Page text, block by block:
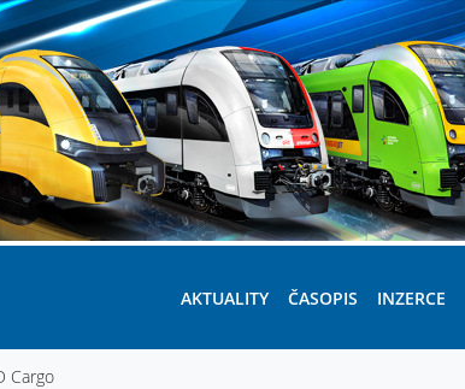
AKTUALITY ČASOPIS INZERCE
Cargo